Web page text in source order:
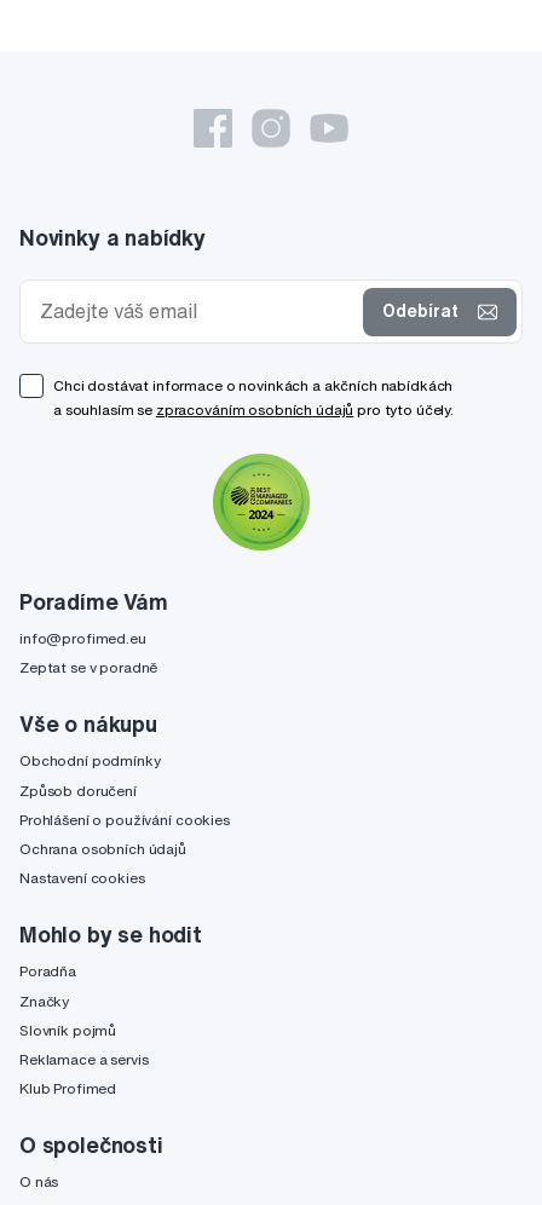
Poradíme Vám
info@profimed.eu
Zeptat se v poradně
Vše o nákupu
Obchodní podmínky
Způsob doručení
Prohlášení o používání cookies
Ochrana osobních údajů
Nastavení cookies
Mohlo by se hodit
Poradňa
Značky
Slovník pojmů
Reklamace a servis
Klub Profimed
O společnosti
O nás
Novinky a nabídky
Odebírat
Chci dostávat informace o novinkách a akčních nabídkách
a souhlasím se zpracováním osobních údajů pro tyto účely.